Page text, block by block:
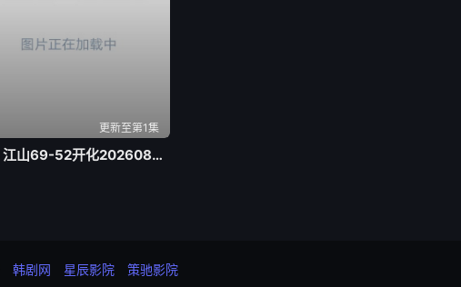
更新至第1集
浙BA 江山69-52开化20260803
韩剧网 星辰影院 策驰影院